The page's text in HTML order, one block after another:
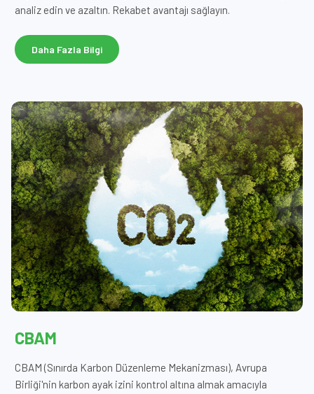
analiz edin ve azaltın. Rekabet avantajı sağlayın.
Daha Fazla Bilgi
CBAM
CBAM (Sınırda Karbon Düzenleme Mekanizması), Avrupa
Birliği'nin karbon ayak izini kontrol altına almak amacıyla